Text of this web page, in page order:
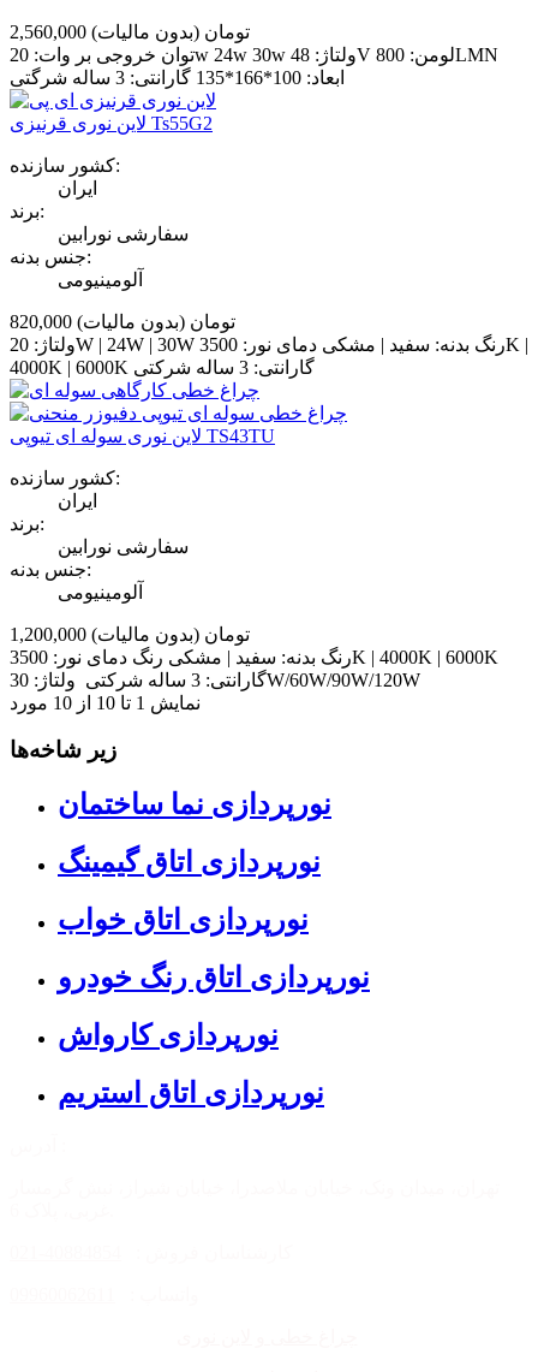
2,560,000 تومان (بدون مالیات)
توان خروجی بر وات: 20w 24w 30w ولتاژ: 48V لومن: 800LMN
ابعاد: 100*166*135 گارانتی: 3 ساله شرگتی
لاین نوری قرنیزی Ts55G2
کشور سازنده:
ایران
برند:
سفارشی نورابین
جنس بدنه:
آلومینیومی
820,000 تومان (بدون مالیات)
ولتاژ: 20W | 24W | 30W رنگ بدنه: سفید | مشکی دمای نور: 3500K |
4000K | 6000K گارانتی: 3 ساله شرکتی
لاین نوری سوله ای تیوپی TS43TU
کشور سازنده:
ایران
برند:
سفارشی نورابین
جنس بدنه:
آلومینیومی
1,200,000 تومان (بدون مالیات)
رنگ بدنه: سفید | مشکی رنگ دمای نور: 3500K | 4000K | 6000K
گارانتی: 3 ساله شرکتی ولتاژ: 30W/60W/90W/120W
نمایش 1 تا 10 از 10 مورد
زیر شاخه‌ها
نورپردازی نما ساختمان
نورپردازی اتاق گیمینگ
نورپردازی اتاق خواب
نورپردازی اتاق رنگ خودرو
نورپردازی کارواش
نورپردازی اتاق استریم